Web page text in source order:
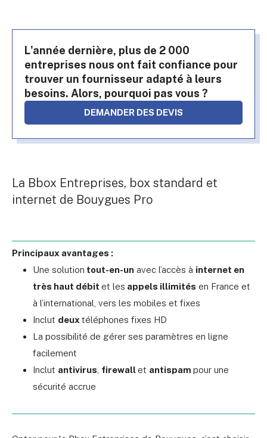
L'année dernière, plus de 2 000
entreprises nous ont fait confiance pour
trouver un fournisseur adapté à leurs
besoins. Alors, pourquoi pas vous ?
DEMANDER DES DEVIS
La Bbox Entreprises, box standard et
internet de Bouygues Pro
Principaux avantages :
Une solution tout-en-un avec l’accès à internet en
très haut débit et les appels illimités en France et
à l’international, vers les mobiles et fixes
Inclut deux téléphones fixes HD
La possibilité de gérer ses paramètres en ligne
facilement
Inclut antivirus firewallet antispam pour une
sécurité accrue